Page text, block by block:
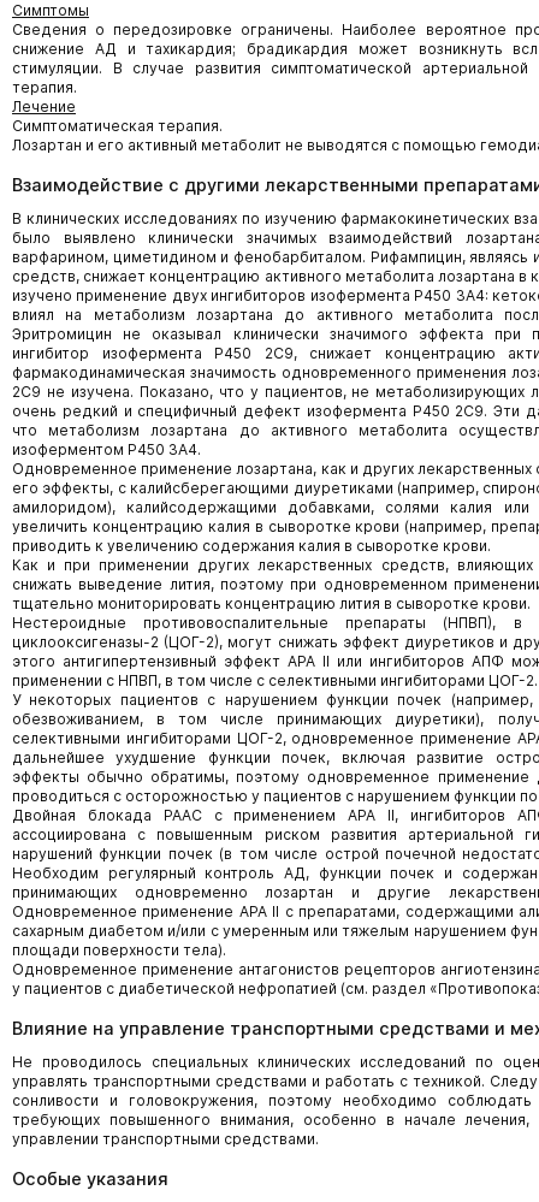
Симптомы
Сведения о передозировке ограничены. Наиболее вероятное
снижение АД и тахикардия; брадикардия может возникнуть
стимуляции. В случае развития симптоматической
терапия.
Лечение
Симптоматическая терапия.
Лозартан и его активный метаболит не выводятся с помощью
Взаимодействие с другими лекарственными
В клинических исследованиях по изучению фармакокинетических
было выявлено клинически значимых взаимодействий
варфарином, циметидином и фенобарбиталом. Рифампицин, являясь
средств, снижает концентрацию активного метаболита лозартана в
изучено применение двух ингибиторов изофермента Р450 3А4:
влиял на метаболизм лозартана до активного метаболита
Эритромицин не оказывал клинически значимого эффекта при
ингибитор изофермента Р450 2С9, снижает концентрацию
фармакодинамическая значимость одновременного применения
2С9 не изучена. Показано, что у пациентов, не метаболизирующих
очень редкий и специфичный дефект изофермента Р450 2С9. Эти
что метаболизм лозартана до активного метаболита
изоферментом Р450 3А4.
Одновременное применение лозартана, как и других
его эффекты, с калийсберегающими диуретиками (например,
амилоридом), калийсодержащими добавками, солями калия
увеличить концентрацию калия в сыворотке крови (например,
приводить к увеличению содержания калия в сыворотке крови.
Как и при применении других лекарственных средств,
снижать выведение лития, поэтому при одновременном
тщательно мониторировать концентрацию лития в сыворотке крови.
Нестероидные противовоспалительные препараты (НПВП),
циклооксигеназы-2 (ЦОГ-2), могут снижать эффект диуретиков и
этого антигипертензивный эффект АРА II или ингибиторов АПФ
применении с НПВП, в том числе с селективными ингибиторами ЦОГ-2.
У некоторых пациентов с нарушением функции почек
обезвоживанием, в том числе принимающих диуретики),
селективными ингибиторами ЦОГ-2, одновременное применение
дальнейшее ухудшение функции почек, включая развитие
эффекты обычно обратимы, поэтому одновременное применение
проводиться с осторожностью у пациентов с нарушением функции
Двойная блокада РААС с применением АРА II, ингибиторов
ассоциирована с повышенным риском развития артериальной
нарушений функции почек (в том числе острой почечной
Необходим регулярный контроль АД, функции почек и
принимающих одновременно лозартан и другие
Одновременное применение АРА II с препаратами, содержащими
сахарным диабетом и/или с умеренным или тяжелым нарушением
площади поверхности тела).
Одновременное применение антагонистов рецепторов
у пациентов с диабетической нефропатией (см. раздел
Влияние на управление транспортными средствами и
Не проводилось специальных клинических исследований по
управлять транспортными средствами и работать с техникой.
сонливости и головокружения, поэтому необходимо
требующих повышенного внимания, особенно в начале
управлении транспортными средствами.
Особые указания